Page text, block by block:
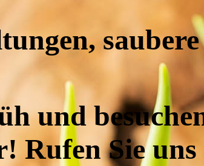
saubere
und
Rufen Sie uns